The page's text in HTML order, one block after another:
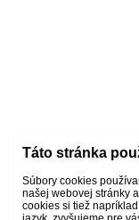
Táto stránka
Súbory cookies
našej webovej stránky
cookies si tiež